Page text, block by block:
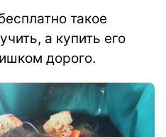
такое
а купить его
дорого.